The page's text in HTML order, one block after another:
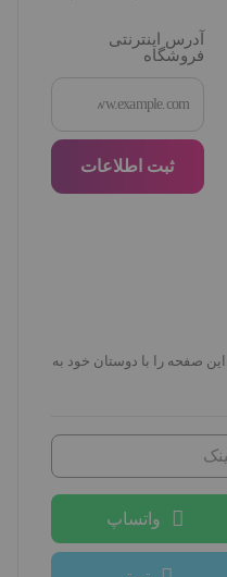
آدرس اینترنتی
فروشگاه
ثبت اطلاعات
صفحه را با دوستان خود به
واتساپ